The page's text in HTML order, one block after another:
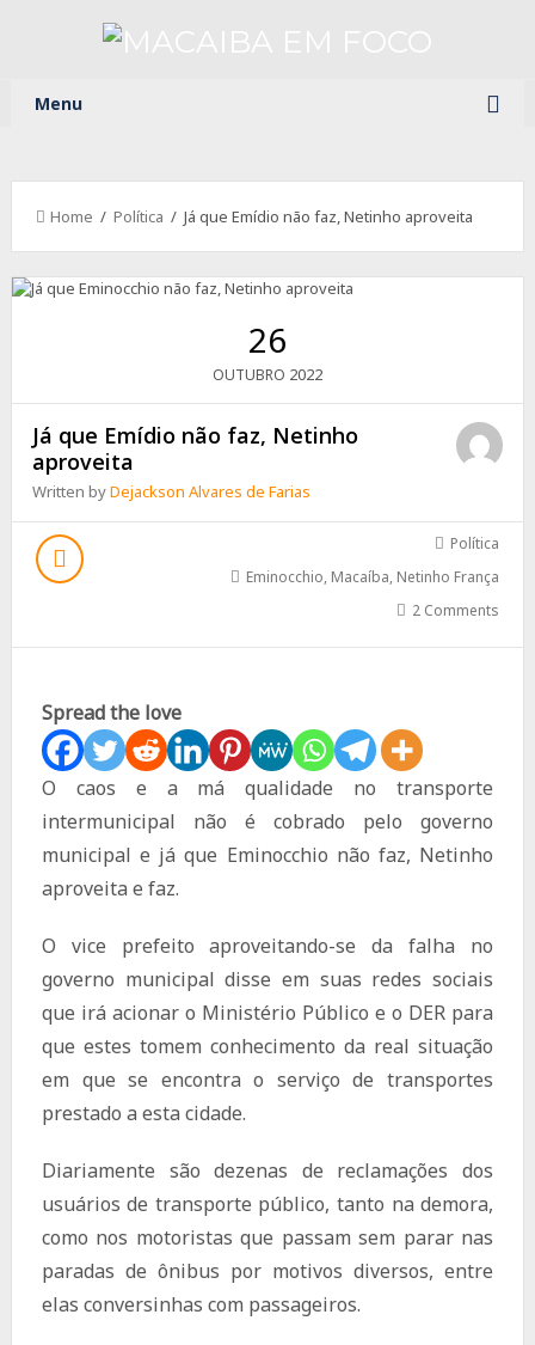
Menu
Home / Política / Já que Emídio não faz, Netinho aproveita
26
OUTUBRO 2022
Já que Emídio não faz, Netinho
aproveita
Written byDejackson Alvares de Farias
Política
Eminocchio, Macaíba, Netinho França
2 Comments
Spread the love
O caos e a má qualidade no transporte
intermunicipal não é cobrado pelo governo
municipal e já que Eminocchio não faz, Netinho
aproveita e faz.
O vice prefeito aproveitando-se da falha no
governo municipal disse em suas redes sociais
que irá acionar o Ministério Público e o DER para
que estes tomem conhecimento da real situação
em que se encontra o serviço de transportes
prestado a esta cidade.
Diariamente são dezenas de reclamações dos
usuários de transporte público, tanto na demora,
como nos motoristas que passam sem parar nas
paradas de ônibus por motivos diversos, entre
elas conversinhas com passageiros.